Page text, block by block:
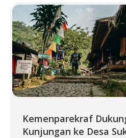
Kemenparekraf
Kunjungan ke Desa